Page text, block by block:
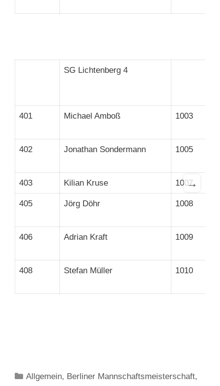
SG Lichtenberg 4
401 Michael Amboß 1003
402 Jonathan Sondermann 1005
403 Kilian Kruse 1007
405 Jörg Döhr 1008
406 Adrian Kraft 1009
408 Stefan Müller 1010
→
Kategorien
Allgemein, Berliner Mannschaftsmeisterschaft,